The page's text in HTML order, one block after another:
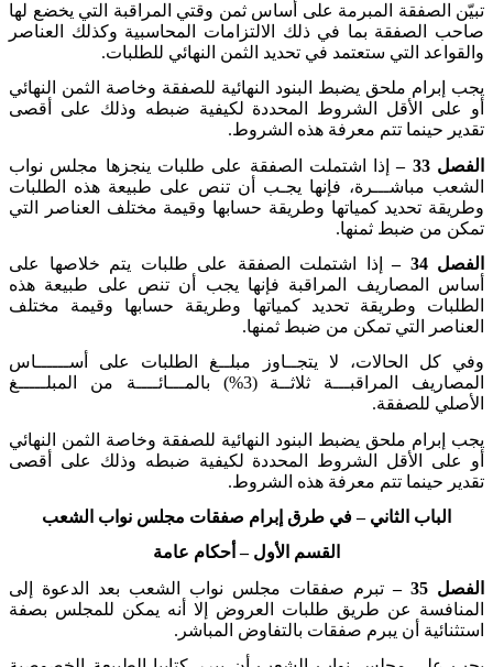
تبيّن الصفقة المبرمة على أساس ثمن وقتي المراقبة التي يخضع لها
صاحب الصفقة بما في ذلك الالتزامات المحاسبية وكذلك العناصر
والقواعد التي ستعتمد في تحديد الثمن النهائي للطلبات.
يجب إبرام ملحق يضبط البنود النهائية للصفقة وخاصة الثمن النهائي
أو على الأقل الشروط المحددة لكيفية ضبطه وذلك على أقصى
تقدير حينما تتم معرفة هذه الشروط.
الفصل 33 –
إذا اشتملت الصفقة على طلبات ينجزها مجلس نواب
الشعب مباشـــرة، فإنها يجـب أن تنص على طبيعة هذه الطلبات
وطريقة تحديد كمياتها وطريقة حسابها وقيمة مختلف العناصر التي
تمكن من ضبط ثمنها.
الفصل 34 –
إذا اشتملت الصفقة على طلبات يتم خلاصها على
أساس المصاريف المراقبة فإنها يجب أن تنص على طبيعة هذه
الطلبات وطريقة تحديد كمياتها وطريقة حسابها وقيمة مختلف
العناصر التي تمكن من ضبط ثمنها.
وفي كل الحالات، لا يتجــاوز مبلــغ الطلبات على أســــــاس
المصاريف المراقبـــة ثلاثــة (3%) بالمـــائــــة من المبلـــــغ
الأصلي للصفقة.
يجب إبرام ملحق يضبط البنود النهائية للصفقة وخاصة الثمن النهائي
أو على الأقل الشروط المحددة لكيفية ضبطه وذلك على أقصى
تقدير حينما تتم معرفة هذه الشروط.
الباب الثاني – في طرق إبرام صفقات مجلس نواب الشعب
القسم الأول – أحكام عامة
الفصل 35 –
تبرم صفقات مجلس نواب الشعب بعد الدعوة إلى
المنافسة عن طريق طلبات العروض إلا أنه يمكن للمجلس بصفة
استثنائية أن يبرم صفقات بالتفاوض المباشر .